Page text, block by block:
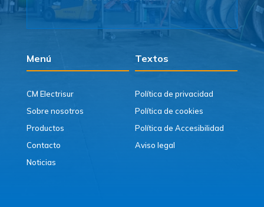
Menú Textos
CM Electrisur
Sobre nosotros
Productos
Contacto
Noticias
Política de privacidad
Política de cookies
Política de Accesibilidad
Aviso legal